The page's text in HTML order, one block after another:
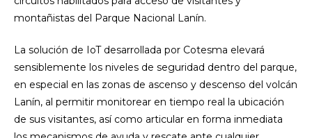
montañistas del Parque Nacional Lanín.
La solución de IoT desarrollada por Cotesma elevará
sensiblemente los niveles de seguridad dentro del parque,
en especial en las zonas de ascenso y descenso del volcán
Lanín, al permitir monitorear en tiempo real la ubicación
de sus visitantes, así como articular en forma inmediata